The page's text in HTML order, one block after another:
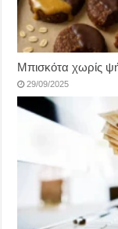
Μπισκότα χωρίς
29/09/2025